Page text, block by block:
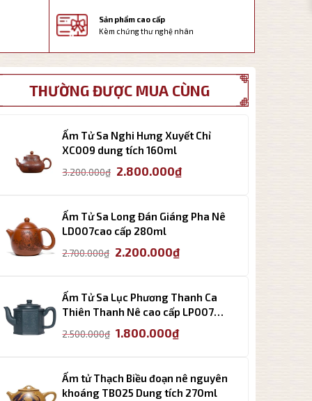
Sản phẩm cao cấp
Kèm chứng thư nghệ nhân
THƯỜNG ĐƯỢC MUA CÙNG
Ấm Tử Sa Nghi Hưng Xuyết Chỉ
XC009 dung tích 160ml
3.200.000₫ Giá
3.200.000₫.
2.800.000₫Giá
là:
Ấm Tử Sa Long Đán Giáng Pha Nê
LD007cao cấp 280ml
2.700.000₫ Giá
2.700.000₫.
2.200.000₫Giá
là:
2.200.000₫.
Ấm Tử Sa Lục Phương Thanh Ca
Thiên Thanh Nê cao cấp LP007
2.500.000₫ Giá
2.500.000₫.
1.800.000₫Giá
là:
1.800.000₫.
Ấm tử Thạch Biều đoạn nê nguyên
khoáng TB025 Dung tích 270ml